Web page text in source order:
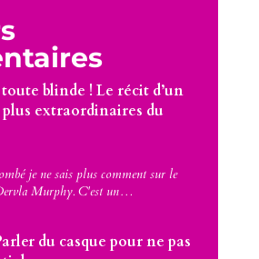
blinde ! Le récit d’un
plus extraordinaires du
je ne sais plus comment sur le
Murphy. C'est un…
du casque pour ne pas